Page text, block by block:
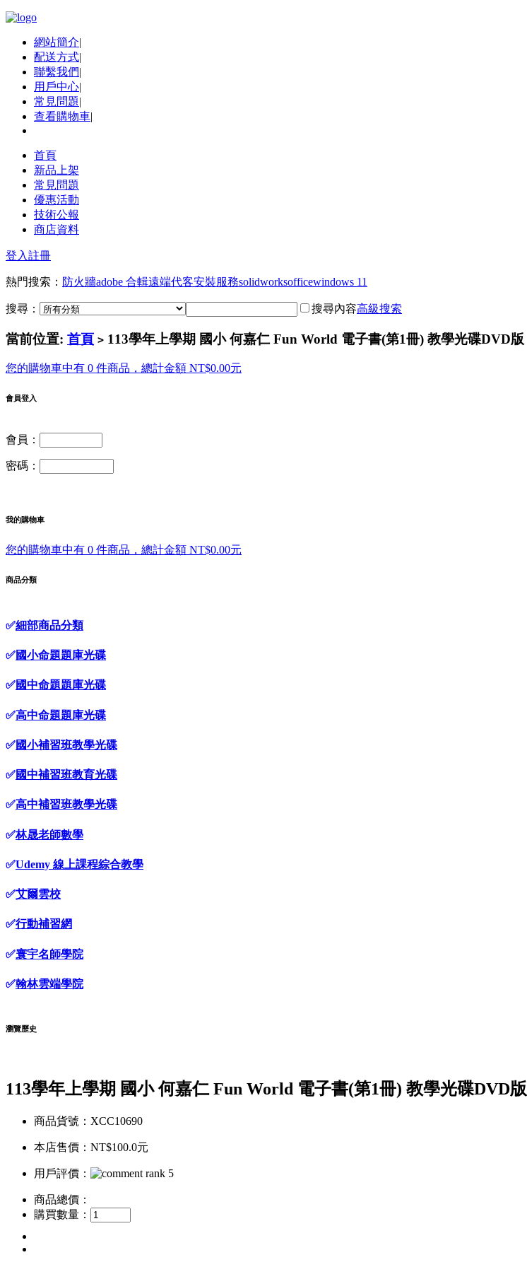
網站簡介|
配送方式|
聯繫我們|
用戶中心|
常見問題|
查看購物車|
首頁
新品上架
常見問題
優惠活動
技術公報
商店資料
登入註冊
熱門搜索： 防火牆adobe 合輯遠端代客安裝服務solidworksofficewindows 11
搜尋： 搜尋內容高級搜索
當前位置: 首頁 > 113學年上學期 國小 何嘉仁 Fun World 電子書(第1冊) 教學光碟DVD版
您的購物車中有 0 件商品，總計金額 NT$0.00元
會員登入
會員：
密碼：
我的購物車
您的購物車中有 0 件商品，總計金額 NT$0.00元
商品分類
✅細部商品分類
✅國小命題題庫光碟
✅國中命題題庫光碟
✅高中命題題庫光碟
✅國小補習班教學光碟
✅國中補習班教育光碟
✅高中補習班教學光碟
✅林晟老師數學
✅Udemy 線上課程綜合教學
✅艾爾雲校
✅行動補習網
✅寰宇名師學院
✅翰林雲端學院
瀏覽歷史
113學年上學期 國小 何嘉仁 Fun World 電子書(第1冊) 教學光碟DVD版
商品貨號：XCC10690
本店售價： NT$100.0元
用戶評價：
商品總價：
購買數量：